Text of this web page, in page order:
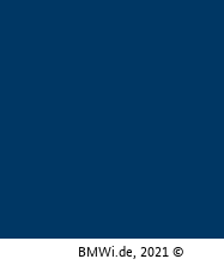
BMWi.de, 2021 ©